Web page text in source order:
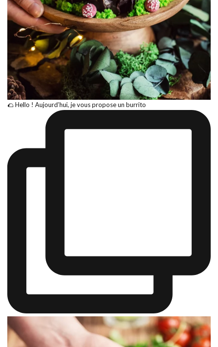
🌮 Hello ! Aujourd’hui, je vous propose un burrito